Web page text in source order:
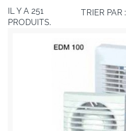
TRIER PAR :
IL Y A 251
PRODUITS.